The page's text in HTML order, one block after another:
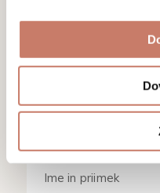
Prijavite se na
aktualnim